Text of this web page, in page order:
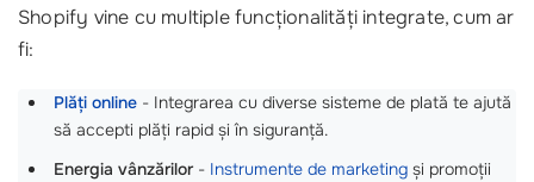
Shopify vine cu multiple funcționalități integrate, cum ar
fi:
Plăți online - Integrarea cu diverse sisteme de plată te ajută
să accepti plăți rapid și în siguranță.
Energia vânzărilor - Instrumente de marketing și promoții